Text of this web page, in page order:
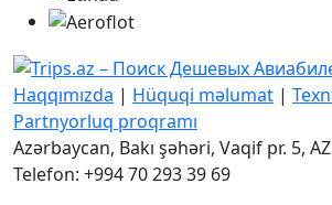
Haqqımızda | Hüquqi məlumat |
Partnyorluq proqramı
Azərbaycan, Bakı şəhəri, Vaqif pr. 5,
Telefon: +994 70 293 39 69